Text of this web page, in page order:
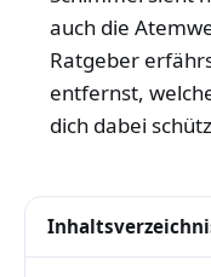
auch die
Ratgeber
entfernst,
dich dabei